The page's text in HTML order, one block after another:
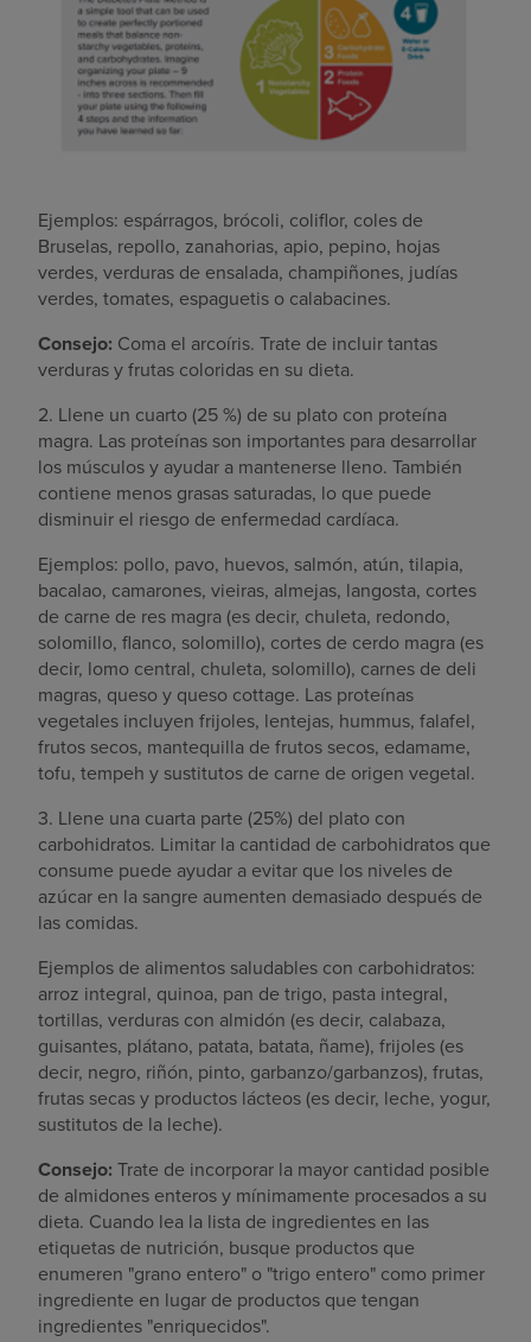
Ejemplos: espárragos, brócoli, coliflor, coles de
Bruselas, repollo, zanahorias, apio, pepino, hojas
verdes, verduras de ensalada, champiñones, judías
verdes, tomates, espaguetis o calabacines.
Consejo: Coma el arcoíris. Trate de incluir tantas
verduras y frutas coloridas en su dieta.
2. Llene un cuarto (25 %) de su plato con proteína
magra. Las proteínas son importantes para desarrollar
los músculos y ayudar a mantenerse lleno. También
contiene menos grasas saturadas, lo que puede
disminuir el riesgo de enfermedad cardíaca.
Ejemplos: pollo, pavo, huevos, salmón, atún, tilapia,
bacalao, camarones, vieiras, almejas, langosta, cortes
de carne de res magra (es decir, chuleta, redondo,
solomillo, flanco, solomillo), cortes de cerdo magra (es
decir, lomo central, chuleta, solomillo), carnes de deli
magras, queso y queso cottage. Las proteínas
vegetales incluyen frijoles, lentejas, hummus, falafel,
frutos secos, mantequilla de frutos secos, edamame,
tofu, tempeh y sustitutos de carne de origen vegetal.
3. Llene una cuarta parte (25%) del plato con
carbohidratos. Limitar la cantidad de carbohidratos que
consume puede ayudar a evitar que los niveles de
azúcar en la sangre aumenten demasiado después de
las comidas.
Ejemplos de alimentos saludables con carbohidratos:
arroz integral, quinoa, pan de trigo, pasta integral,
tortillas, verduras con almidón (es decir, calabaza,
guisantes, plátano, patata, batata, ñame), frijoles (es
decir, negro, riñón, pinto, garbanzo/garbanzos), frutas,
frutas secas y productos lácteos (es decir, leche, yogur,
sustitutos de la leche).
Consejo: Trate de incorporar la mayor cantidad posible
de almidones enteros y mínimamente procesados a su
dieta. Cuando lea la lista de ingredientes en las
etiquetas de nutrición, busque productos que
enumeren "grano entero" o "trigo entero" como primer
ingrediente en lugar de productos que tengan
ingredientes "enriquecidos".